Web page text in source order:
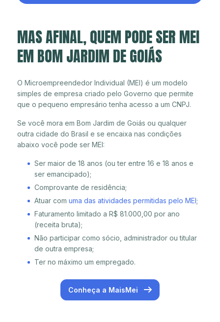
MAS AFINAL, QUEM PODE SER MEI
EM BOM JARDIM DE GOIÁS
O Microempreendedor Individual (MEI) é um modelo
simples de empresa criado pelo Governo que permite
que o pequeno empresário tenha acesso a um CNPJ.
Se você mora em Bom Jardim de Goiás ou qualquer
outra cidade do Brasil e se encaixa nas condições
abaixo você pode ser MEI:
Ser maior de 18 anos (ou ter entre 16 e 18 anos e
ser emancipado);
Comprovante de residência;
Atuar com uma das atividades permitidas pelo MEI;
Faturamento limitado a R$ 81.000,00 por ano
(receita bruta);
Não participar como sócio, administrador ou titular
de outra empresa;
Ter no máximo um empregado.
Conheça a MaisMei